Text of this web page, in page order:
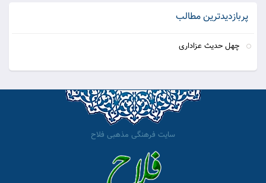
پربازدیدترین مطالب
چهل حديث عزادارى
سایت فرهنگی مذهبی فلاح